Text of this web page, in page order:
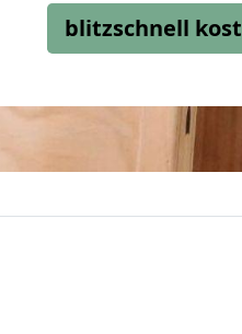
blitzschnell